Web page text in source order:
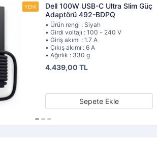
Dell 100W USB-C Ultra Slim Güç
Adaptörü 492-BDPQ
• Ürün rengi : Siyah
• Girdi voltajı : 100 - 240 V
• Giriş akımı : 1.7 A
• Çıkış akımı : 6 A
• Ağırlık : 330 g
4.439,00 TL
Sepete Ekle